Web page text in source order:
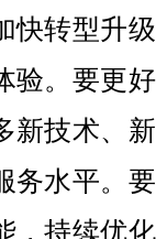
快转型升
验。要更
新技术、
务水平。
，持续优